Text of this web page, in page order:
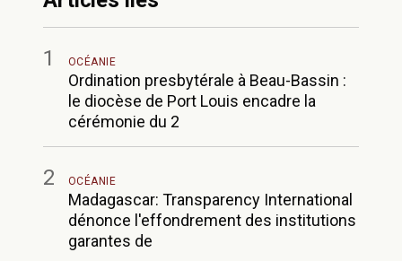
1 OCÉANIE
Ordination presbytérale à Beau-Bassin :
le diocèse de Port Louis encadre la
cérémonie du 2
2 OCÉANIE
Madagascar: Transparency International
dénonce l'effondrement des institutions
garantes de